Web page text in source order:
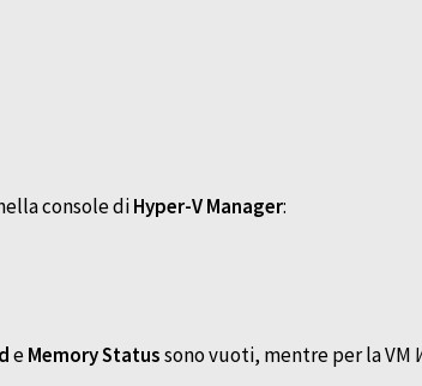
console diHyper-V Manager:
eMemory Statussono vuoti, mentre per la VM